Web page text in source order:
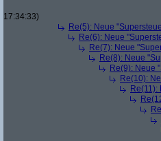
17:34:33)
Re(5): Neue
Re(6): Neue
Re(7): Neue
Re(8): Neue
Re(9): Neue
Re(10):
Re(11):